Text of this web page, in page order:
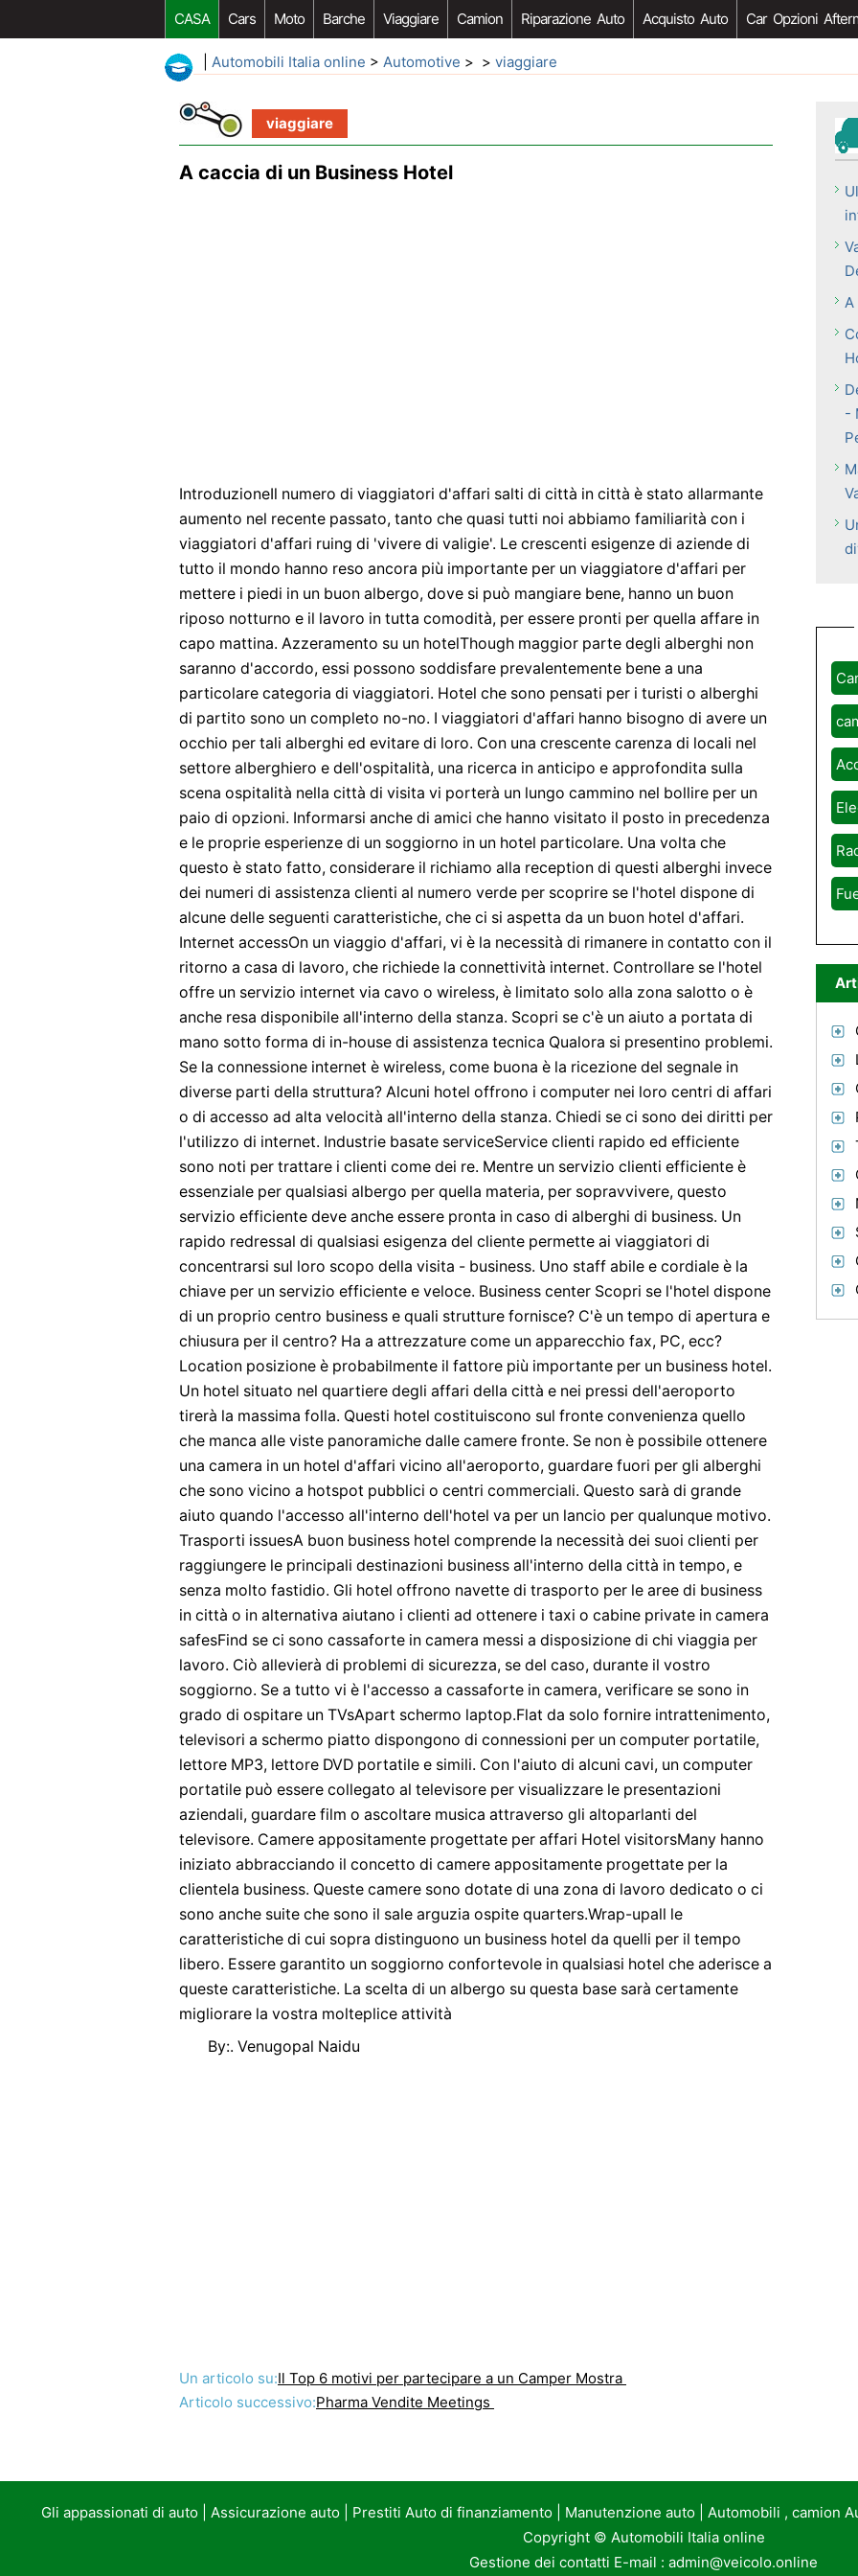
CASA Cars Moto Barche Viaggiare Camion Riparazione Auto Acquisto Auto Car Opzioni
Automobili Italia online > Automotive > > viaggiare
viaggiare
A caccia di un Business Hotel
IntroduzioneIl numero di viaggiatori d'affari salti di città in città è stato allarmante
aumento nel recente passato, tanto che quasi tutti noi abbiamo familiarità con i
viaggiatori d'affari ruing di 'vivere di valigie'. Le crescenti esigenze di aziende di
tutto il mondo hanno reso ancora più importante per un viaggiatore d'affari per
mettere i piedi in un buon albergo, dove si può mangiare bene, hanno un buon
riposo notturno e il lavoro in tutta comodità, per essere pronti per quella affare in
capo mattina. Azzeramento su un hotelThough maggior parte degli alberghi non
saranno d'accordo, essi possono soddisfare prevalentemente bene a una
particolare categoria di viaggiatori. Hotel che sono pensati per i turisti o alberghi
di partito sono un completo no-no. I viaggiatori d'affari hanno bisogno di avere un
occhio per tali alberghi ed evitare di loro. Con una crescente carenza di locali nel
settore alberghiero e dell'ospitalità, una ricerca in anticipo e approfondita sulla
scena ospitalità nella città di visita vi porterà un lungo cammino nel bollire per un
paio di opzioni. Informarsi anche di amici che hanno visitato il posto in precedenza
e le proprie esperienze di un soggiorno in un hotel particolare. Una volta che
questo è stato fatto, considerare il richiamo alla reception di questi alberghi invece
dei numeri di assistenza clienti al numero verde per scoprire se l'hotel dispone di
alcune delle seguenti caratteristiche, che ci si aspetta da un buon hotel d'affari.
Internet accessOn un viaggio d'affari, vi è la necessità di rimanere in contatto con il
ritorno a casa di lavoro, che richiede la connettività internet. Controllare se l'hotel
offre un servizio internet via cavo o wireless, è limitato solo alla zona salotto o è
anche resa disponibile all'interno della stanza. Scopri se c'è un aiuto a portata di
mano sotto forma di in-house di assistenza tecnica Qualora si presentino problemi.
Se la connessione internet è wireless, come buona è la ricezione del segnale in
diverse parti della struttura? Alcuni hotel offrono i computer nei loro centri di affari
o di accesso ad alta velocità all'interno della stanza. Chiedi se ci sono dei diritti per
l'utilizzo di internet. Industrie basate serviceService clienti rapido ed efficiente
sono noti per trattare i clienti come dei re. Mentre un servizio clienti efficiente è
essenziale per qualsiasi albergo per quella materia, per sopravvivere, questo
servizio efficiente deve anche essere pronta in caso di alberghi di business. Un
rapido redressal di qualsiasi esigenza del cliente permette ai viaggiatori di
concentrarsi sul loro scopo della visita - business. Uno staff abile e cordiale è la
chiave per un servizio efficiente e veloce. Business center Scopri se l'hotel dispone
di un proprio centro business e quali strutture fornisce? C'è un tempo di apertura e
chiusura per il centro? Ha a attrezzature come un apparecchio fax, PC, ecc?
Location posizione è probabilmente il fattore più importante per un business hotel.
Un hotel situato nel quartiere degli affari della città e nei pressi dell'aeroporto
tirerà la massima folla. Questi hotel costituiscono sul fronte convenienza quello
che manca alle viste panoramiche dalle camere fronte. Se non è possibile ottenere
una camera in un hotel d'affari vicino all'aeroporto, guardare fuori per gli alberghi
che sono vicino a hotspot pubblici o centri commerciali. Questo sarà di grande
aiuto quando l'accesso all'interno dell'hotel va per un lancio per qualunque motivo.
Trasporti issuesA buon business hotel comprende la necessità dei suoi clienti per
raggiungere le principali destinazioni business all'interno della città in tempo, e
senza molto fastidio. Gli hotel offrono navette di trasporto per le aree di business
in città o in alternativa aiutano i clienti ad ottenere i taxi o cabine private in camera
safesFind se ci sono cassaforte in camera messi a disposizione di chi viaggia per
lavoro. Ciò allevierà di problemi di sicurezza, se del caso, durante il vostro
soggiorno. Se a tutto vi è l'accesso a cassaforte in camera, verificare se sono in
grado di ospitare un TVsApart schermo laptop.Flat da solo fornire intrattenimento,
televisori a schermo piatto dispongono di connessioni per un computer portatile,
lettore MP3, lettore DVD portatile e simili. Con l'aiuto di alcuni cavi, un computer
portatile può essere collegato al televisore per visualizzare le presentazioni
aziendali, guardare film o ascoltare musica attraverso gli altoparlanti del
televisore. Camere appositamente progettate per affari Hotel visitorsMany hanno
iniziato abbracciando il concetto di camere appositamente progettate per la
clientela business. Queste camere sono dotate di una zona di lavoro dedicato o ci
sono anche suite che sono il sale arguzia ospite quarters.Wrap-upall le
caratteristiche di cui sopra distinguono un business hotel da quelli per il tempo
libero. Essere garantito un soggiorno confortevole in qualsiasi hotel che aderisce a
queste caratteristiche. La scelta di un albergo su questa base sarà certamente
migliorare la vostra molteplice attività
By:. Venugopal Naidu
Un articolo su:Il Top 6 motivi per partecipare a un Camper Mostra
Articolo successivo:Pharma Vendite Meetings
A
-
Gli appassionati di auto| Assicurazione auto| Prestiti Auto di finanziamento| Manutenzione auto| Automobili , camion
Copyright © Automobili Italia online
Gestione dei contatti E-mail : admin@veicolo.online